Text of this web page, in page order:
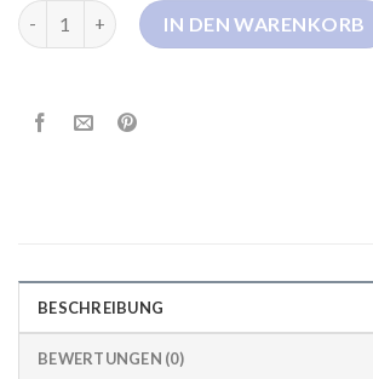
federleichte daunenjacke damen esprit
IN DEN WARENKORB
BESCHREIBUNG
BEWERTUNGEN (0)